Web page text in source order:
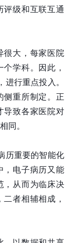
评级和互联互通
很大，每家医院
学科。因此，
行重点投入。
侧重所制定。正
导致各家医院对
同。
历重要的智能化
，电子病历又能
，从而为临床决
者相辅相成，